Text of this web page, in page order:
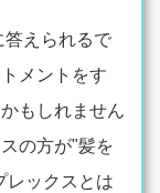
答えられるで
メントをす
もしれません
の方が"髪を
レックスとは